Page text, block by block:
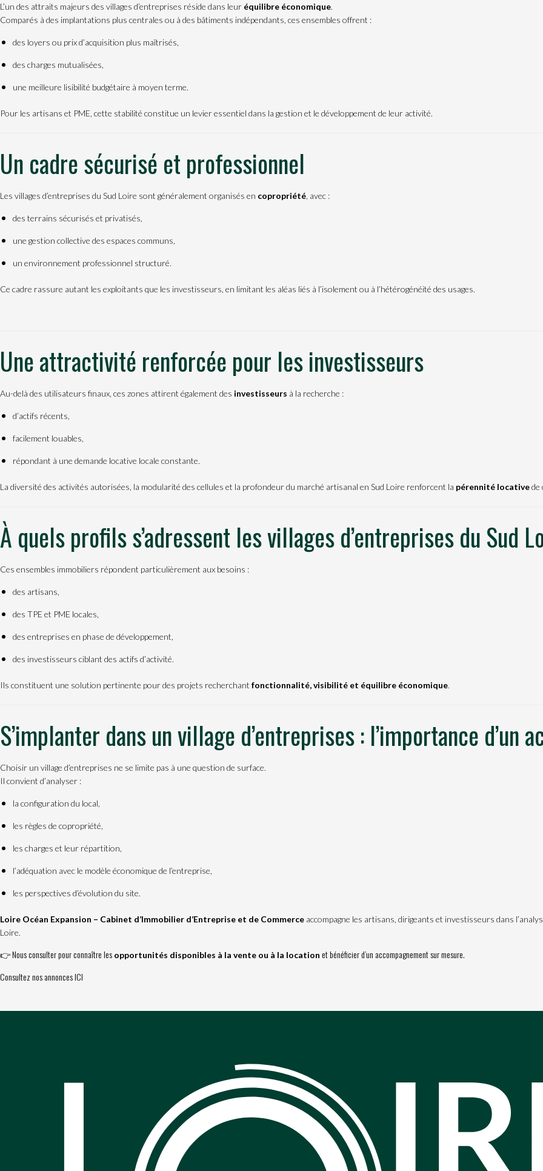
L’un des attraits majeurs des villages d’entreprises réside dans leur équilibre économique.
Comparés à des implantations plus centrales ou à des bâtiments indépendants, ces ensembles offrent :
des loyers ou prix d’acquisition plus maîtrisés,
des charges mutualisées,
une meilleure lisibilité budgétaire à moyen terme.
Pour les artisans et PME, cette stabilité constitue un levier essentiel dans la gestion et le développement de leur activité.
Un cadre sécurisé et professionnel
Les villages d’entreprises du Sud Loire sont généralement organisés en copropriété , avec :
des terrains sécurisés et privatisés,
une gestion collective des espaces communs,
un environnement professionnel structuré.
Ce cadre rassure autant les exploitants que les investisseurs, en limitant les aléas liés à l’isolement ou à l’hétérogénéité des usages.
Une attractivité renforcée pour les investisseurs
Au-delà des utilisateurs finaux, ces zones attirent également des investisseurs à la recherche :
d’actifs récents,
facilement louables,
répondant à une demande locative locale constante.
La diversité des activités autorisées, la modularité des cellules et la profondeur du marché artisanal en Sud Loire renforcent la pérennité locativede
À quels profils s’adressent les villages d’entreprises du Sud
Ces ensembles immobiliers répondent particulièrement aux besoins :
des artisans,
des TPE et PME locales,
des entreprises en phase de développement,
des investisseurs ciblant des actifs d’activité.
Ils constituent une solution pertinente pour des projets recherchant fonctionnalité, visibilité et équilibre économique.
S’implanter dans un village d’entreprises : l’importance d’un
Choisir un village d’entreprises ne se limite pas à une question de surface.
Il convient d’analyser :
la configuration du local,
les règles de copropriété,
les charges et leur répartition,
l’adéquation avec le modèle économique de l’entreprise,
les perspectives d’évolution du site.
Loire Océan Expansion – Cabinet d’Immobilier d’Entreprise et de Commerce accompagne les artisans, dirigeants et investisseurs dans
Loire.
👉 Nous consulter pour connaître les opportunités disponibles à la vente ou à la location et bénéficier d’un accompagnement sur mesure.
Consultez nos annonces ICI